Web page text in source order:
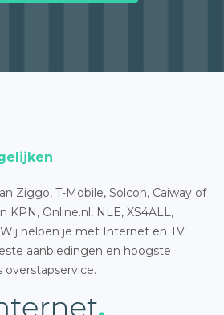
Ziggo, T-Mobile, Solcon, Caiway of
KPN, Online.nl, NLE, XS4ALL,
helpen je met Internet en TV
aanbiedingen en hoogste
overstapservice.